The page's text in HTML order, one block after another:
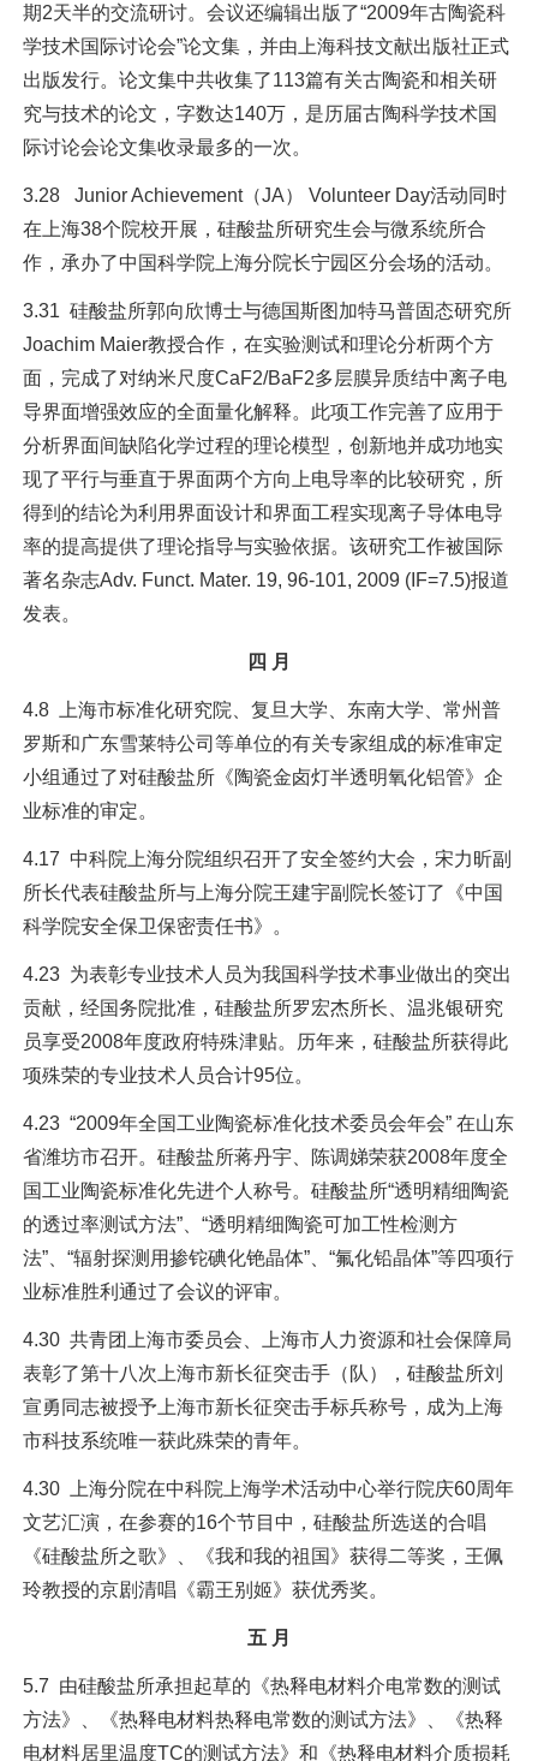
期2天半的交流研讨。会议还编辑出版了“2009年古陶瓷科
学技术国际讨论会”论文集，并由上海科技文献出版社正式
出版发行。论文集中共收集了113篇有关古陶瓷和相关研
究与技术的论文，字数达140万，是历届古陶科学技术国
际讨论会论文集收录最多的一次。
3.28 Junior Achievement（JA） Volunteer Day活动同时
在上海38个院校开展，硅酸盐所研究生会与微系统所合
作，承办了中国科学院上海分院长宁园区分会场的活动。
3.31 硅酸盐所郭向欣博士与德国斯图加特马普固态研究所
Joachim Maier教授合作，在实验测试和理论分析两个方
面，完成了对纳米尺度CaF2/BaF2多层膜异质结中离子电
导界面增强效应的全面量化解释。此项工作完善了应用于
分析界面间缺陷化学过程的理论模型，创新地并成功地实
现了平行与垂直于界面两个方向上电导率的比较研究，所
得到的结论为利用界面设计和界面工程实现离子导体电导
率的提高提供了理论指导与实验依据。该研究工作被国际
著名杂志Adv. Funct. Mater. 19, 96-101, 2009 (IF=7.5)报道
发表。
四 月
4.8 上海市标准化研究院、复旦大学、东南大学、常州普
罗斯和广东雪莱特公司等单位的有关专家组成的标准审定
小组通过了对硅酸盐所《陶瓷金卤灯半透明氧化铝管》企
业标准的审定。
4.17 中科院上海分院组织召开了安全签约大会，宋力昕副
所长代表硅酸盐所与上海分院王建宇副院长签订了《中国
科学院安全保卫保密责任书》。
4.23 为表彰专业技术人员为我国科学技术事业做出的突出
贡献，经国务院批准，硅酸盐所罗宏杰所长、温兆银研究
员享受2008年度政府特殊津贴。历年来，硅酸盐所获得此
项殊荣的专业技术人员合计95位。
4.23 “2009年全国工业陶瓷标准化技术委员会年会” 在山东
省潍坊市召开。硅酸盐所蒋丹宇、陈调娣荣获2008年度全
国工业陶瓷标准化先进个人称号。硅酸盐所“透明精细陶瓷
的透过率测试方法”、“透明精细陶瓷可加工性检测方
法”、“辐射探测用掺铊碘化铯晶体”、“氟化铅晶体”等四项行
业标准胜利通过了会议的评审。
4.30 共青团上海市委员会、上海市人力资源和社会保障局
表彰了第十八次上海市新长征突击手（队），硅酸盐所刘
宣勇同志被授予上海市新长征突击手标兵称号，成为上海
市科技系统唯一获此殊荣的青年。
4.30 上海分院在中科院上海学术活动中心举行院庆60周年
文艺汇演，在参赛的16个节目中，硅酸盐所选送的合唱
《硅酸盐所之歌》、《我和我的祖国》获得二等奖，王佩
玲教授的京剧清唱《霸王别姬》获优秀奖。
五 月
5.7 由硅酸盐所承担起草的《热释电材料介电常数的测试
方法》、《热释电材料热释电常数的测试方法》、《热释
电材料居里温度TC的测试方法》和《热释电材料介质损耗